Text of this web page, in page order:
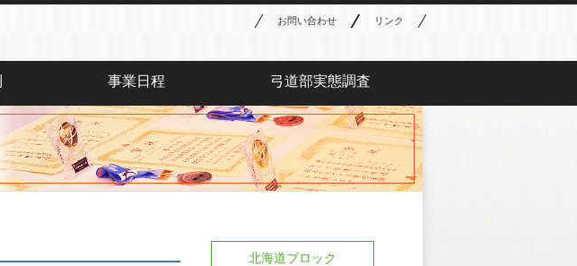
お問い合わせ リンク
事業日程 弓道部実態調査
北海道ブロック